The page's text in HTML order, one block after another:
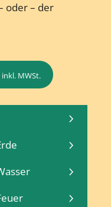
oder – der
inkl. MWSt.